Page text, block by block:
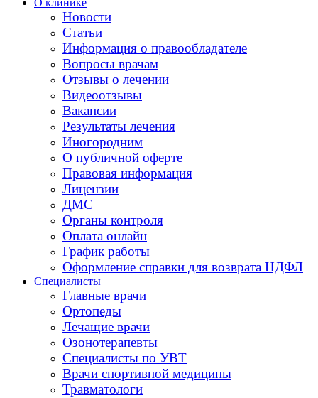
О клинике
Новости
Статьи
Информация о правообладателе
Вопросы врачам
Отзывы о лечении
Видеоотзывы
Вакансии
Результаты лечения
Иногородним
О публичной оферте
Правовая информация
Лицензии
ДМС
Органы контроля
Оплата онлайн
График работы
Оформление справки для возврата НДФЛ
Специалисты
Главные врачи
Ортопеды
Лечащие врачи
Озонотерапевты
Специалисты по УВТ
Врачи спортивной медицины
Травматологи